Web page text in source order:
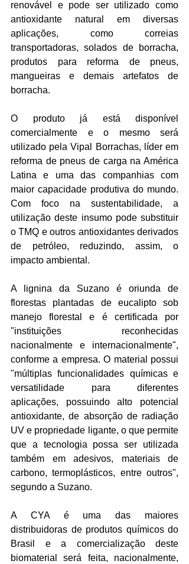
renovável e pode ser utilizado como
antioxidante natural em diversas
aplicações, como correias
transportadoras, solados de borracha,
produtos para reforma de pneus,
mangueiras e demais artefatos de
borracha.
O produto já está disponível
comercialmente e o mesmo será
utilizado pela Vipal Borrachas, líder em
reforma de pneus de carga na América
Latina e uma das companhias com
maior capacidade produtiva do mundo.
Com foco na sustentabilidade, a
utilização deste insumo pode substituir
o TMQ e outros antioxidantes derivados
de petróleo, reduzindo, assim, o
impacto ambiental.
A lignina da Suzano é oriunda de
florestas plantadas de eucalipto sob
manejo florestal e é certificada por
"instituições reconhecidas
nacionalmente e internacionalmente",
conforme a empresa. O material possui
"múltiplas funcionalidades químicas e
versatilidade para diferentes
aplicações, possuindo alto potencial
antioxidante, de absorção de radiação
UV e propriedade ligante, o que permite
que a tecnologia possa ser utilizada
também em adesivos, materiais de
carbono, termoplásticos, entre outros",
segundo a Suzano.
A CYA é uma das maiores
distribuidoras de produtos químicos do
Brasil e a comercialização deste
biomaterial será feita, nacionalmente,